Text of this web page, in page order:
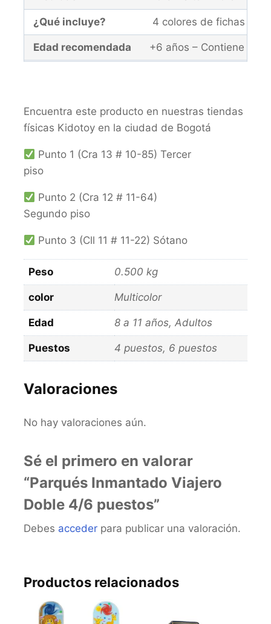
¿Qué incluye? 4 colores de fichas
Edad recomendada +6 años – Contiene
Encuentra este producto en nuestras tiendas
físicas Kidotoy en la ciudad de Bogotá
Punto 1 (Cra 13 # 10-85) Tercer
piso
Punto 2 (Cra 12 # 11-64)
Segundo piso
Punto 3 (Cll 11 # 11-22) Sótano
Peso 0.500 kg
color Multicolor
Edad 8 a 11 años, Adultos
Puestos 4 puestos, 6 puestos
Valoraciones
No hay valoraciones aún.
Sé el primero en valorar
“Parqués Inmantado Viajero
Doble 4/6 puestos”
Debes acceder para publicar una valoración.
Productos relacionados